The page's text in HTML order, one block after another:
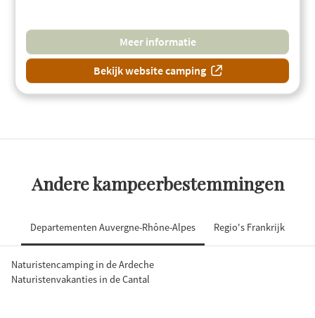
Meer informatie
Bekijk website camping
Andere kampeerbestemmingen
Departementen Auvergne-Rhône-Alpes Regio's Frankrijk
Naturistencamping in de Ardeche
Naturistenvakanties in de Cantal